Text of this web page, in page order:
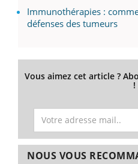
Immunothérapies :
défenses des tumeurs
Vous aimez cet article ?
!
NOUS VOUS